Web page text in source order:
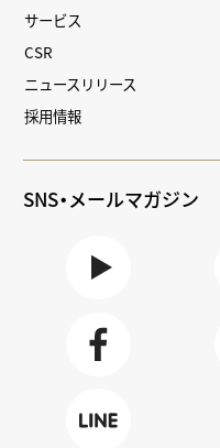
サービス
CSR
ニュースリリース
採用情報
SNS・メールマガジン